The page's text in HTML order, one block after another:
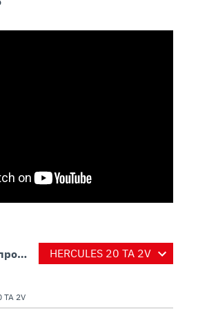
Информация о продукте
TA 2V